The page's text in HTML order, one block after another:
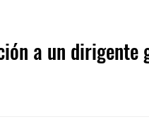
a un dirigente